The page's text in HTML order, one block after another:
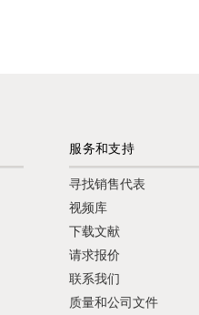
服务和支持
寻找销售代表
视频库
下载文献
请求报价
联系我们
质量和公司文件